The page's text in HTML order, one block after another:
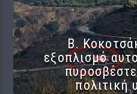
Β.
εξοπλισμό
πολιτική